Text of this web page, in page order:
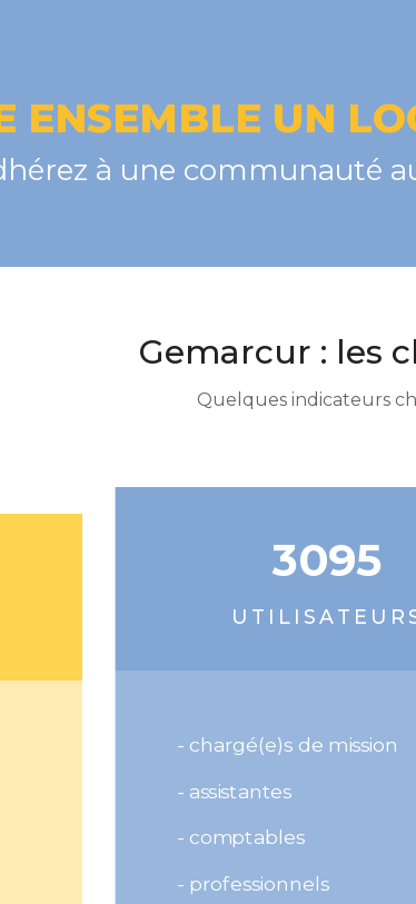
ENSEMBLE UN
à une communauté
Gemarcur : les
Quelques indicateurs
3095
- chargé(e)s de mission
- assistantes
- comptables
- professionnels